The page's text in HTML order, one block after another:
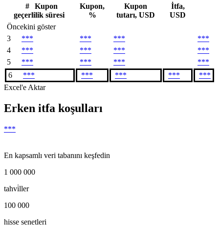
#
Kupon
geçerlilik süresi
Kupon,
%
Kupon
tutarı, USD
İtfa,
USD
Öncekini göster
3
*** *** ***
***
4
*** *** ***
***
5
*** *** ***
***
6
*** *** *** ***
***
Excel'e Aktar
Erken itfa koşulları
***
En kapsamlı veri tabanını keşfedin
1 000 000
tahvi̇ller
100 000
hisse senetleri